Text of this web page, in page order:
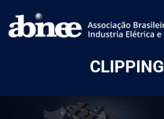
CLIPPING